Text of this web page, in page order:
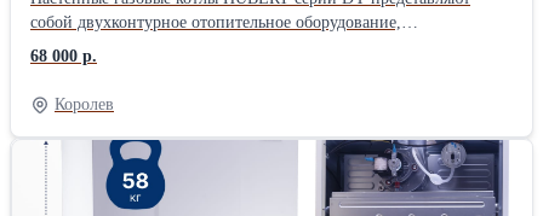
собой двухконтурное отопительное оборудование,
предназначенное для отопления жилых помещений и
обеспечения горячего водоснабжения. Конструкция котлов серии
DY включает два раздельных теплообменника, что повышает
эффективность работы оборудования и способствует увеличению
срока службы системы. Данная модель получила положительную
оценку покупателей и технических специалистов благодаря
сочетанию удобного управления, энергоэффективности и
68 000 р.
Королев